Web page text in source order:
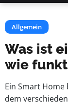
Allgemein
Was ist
wie
Ein Smart
dem